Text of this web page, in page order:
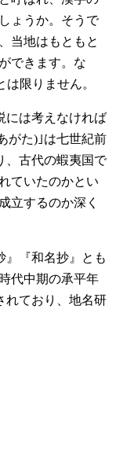
ょうか。そうで
当地はもともと
できます。な
は限りません。
には考えなければ
がた)｣は七世紀前
、古代の蝦夷国で
ていたのかとい
立するのか深く
』『和名抄』とも
代中期の承平年
れており、地名研